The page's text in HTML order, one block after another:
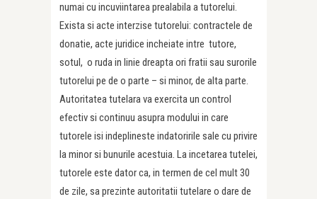
numai cu incuviintarea prealabila a tutorelui.
Exista si acte interzise tutorelui: contractele de
donatie, acte juridice incheiate intre tutore,
sotul, o ruda in linie dreapta ori fratii sau surorile
tutorelui pe de o parte – si minor, de alta parte.
Autoritatea tutelara va exercita un control
efectiv si continuu asupra modului in care
tutorele isi indeplineste indatoririle sale cu privire
la minor si bunurile acestuia. La incetarea tutelei,
tutorele este dator ca, in termen de cel mult 30
de zile, sa prezinte autoritatii tutelare o dare de